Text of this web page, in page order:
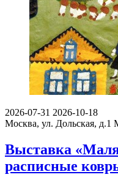
2026-07-31 2026-10-18
Москва, ул. Дольская, д.1
Выставка
расписные